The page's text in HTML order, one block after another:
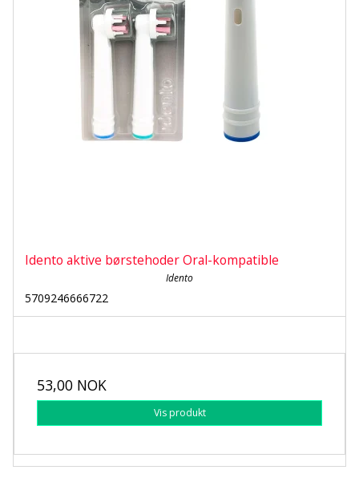
Idento aktive børstehoder Oral-kompatible
Idento
5709246666722
53,00 NOK
Vis produkt